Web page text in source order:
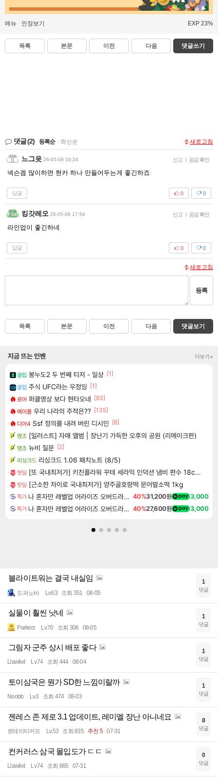
메뉴 인장보기 EXP 23%
목록 본문 이전 다음 댓글쓰기
댓글(2) 등록순 최신순 새로고침
느그읏 26-05-08 16:24 신고 | 공감 확인
넥슨겜 많이하면 현카 하나 만들어두는게 좋긴하죠
답글 0
0
킹갓레오 26-05-08 17:54 신고 | 공감 확인
라인업이 좋긴하네
답글 0
0
새로고침
등록
목록 본문 이전 다음 댓글보기
지금 뜨는 인벤 더보기+
클립 봉누도2 두 번째 티저 - 일상 [1]
클립 주식 UFC라는 우정잉 [1]
로아 퍼클영상 보다 현타오네 [93]
메이플 우리 나라의 주적은?? [135]
디아4 Ssf 정의를 내려 버린 디시인 [6]
명조 [일러스트] 자매 앨범 | 장난기 가득한 오후의 공원 (리메이크판)
명조 뉴비 질문 [2]
리싱크드 리싱크드 1.06 패치노트 (8/5)
핫딜 [또 국내최저가] 키친플라워 꾸테 세라믹 인덕션 냄비 편수 18cm x 2개
핫딜 [근소한 차이로 국내최저가] 양주골호랑떡 문어발소떡 1kg
특가 나 혼자만 레벨업 어라이즈 오버드라이브 디럭스 에디션 Solo Leveling Arise Overdrive Deluxe Edition 40%31,200원 3,000
특가 나 혼자만 레벨업 어라이즈 오버드라이브 Solo Leveling Arise 40%27,600원 3,000
블라이트워는 결국 내실임
도퍼노바 Lv.63 조회 351 08-05
1
댓글
실물이 훨씬 낫네
Parkerz Lv.70 조회 306 08-05
1
댓글
그림자 군주 상시 배포 좋다
Llawliet Lv.74 조회 444 08-04
1
댓글
토이삼국은 뭔가 SD한 느낌이랄까
Noobb Lv.3 조회 474 08-03
1
댓글
젠레스 존 제로 3.1 업데이트, 레미엘 장난 아니네요
로테이터커프 Lv.53 조회 835 추천 5 07-31
8
댓글
컨커러스 삼국 몰입도가 ㄷㄷ
Llawliet Lv.74 조회 665 07-31
0
댓글